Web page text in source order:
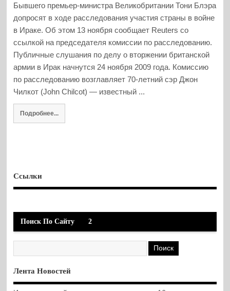
Бывшего премьер-министра Великобритании Тони Блэра
допросят в ходе расследования участия страны в войне
в Ираке. Об этом 13 ноября сообщает Reuters со
ссылкой на председателя комиссии по расследованию.
Публичные слушания по делу о вторжении британской
армии в Ирак начнутся 24 ноября 2009 года. Комиссию
по расследованию возглавляет 70-летний сэр Джон
Чилкот (John Chilcot) — известный ...
Подробнее...
Ссылки
Поиск По Сайту 2
Лента Новостей